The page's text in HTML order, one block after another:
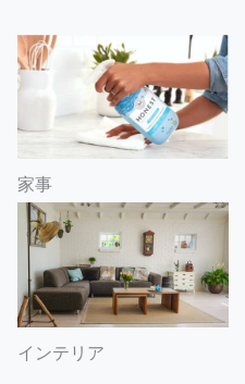
家事
インテリア